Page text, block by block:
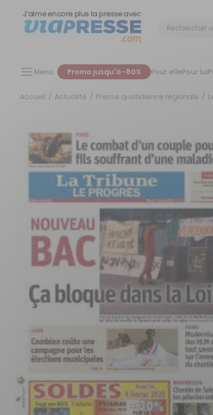
Chercher
Menu Promo jusqu'à -80% Pour ellePour lui
Accueil Actualité Presse quotidienne régionale